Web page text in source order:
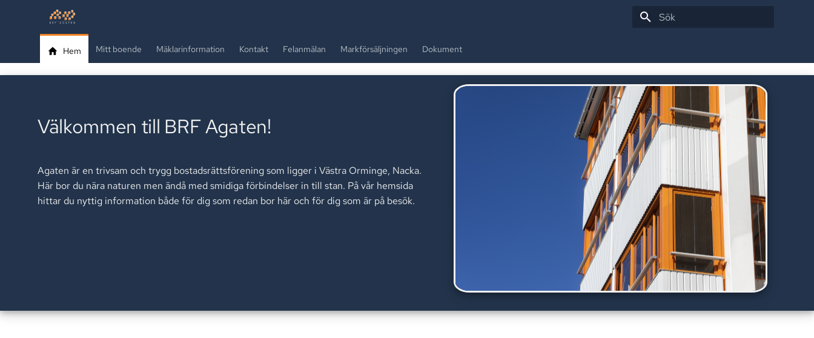
Hem Mitt boende Mäklarinformation Kontakt Felanmälan Markförsäljningen Dokument
Välkommen till BRF Agaten!
Agaten är en trivsam och trygg bostadsrättsförening som ligger i Västra Orminge, Nacka.
Här bor du nära naturen men ändå med smidiga förbindelser in till stan. På vår hemsida
hittar du nyttig information både för dig som redan bor här och för dig som är på besök.